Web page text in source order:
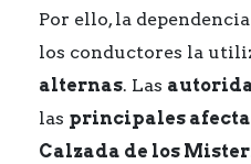
Por ello, la
los conductores la
alternas. Las
las principales
Calzada de los